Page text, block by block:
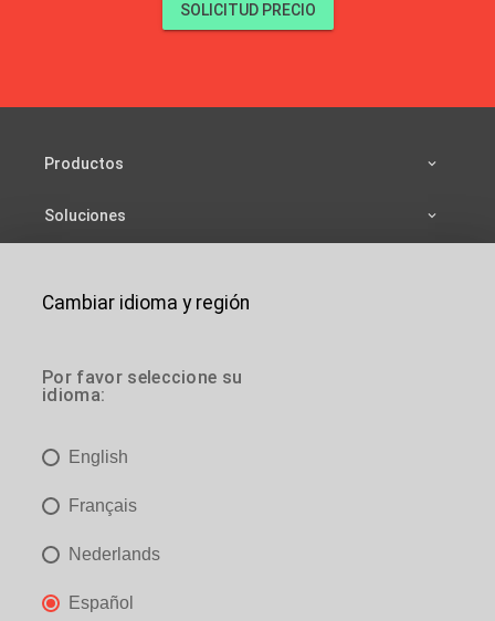
SOLICITUD PRECIO
Productos
Soluciones
Contactar
Escaleras verticales sin jaula
JOMY SA
Cambiar idioma y región
Por favor seleccione su
idioma:
English
Français
Nederlands
Español
es